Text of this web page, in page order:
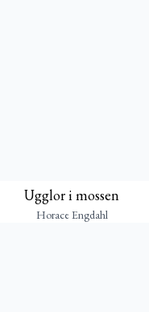
Ugglor i mossen
Horace Engdahl